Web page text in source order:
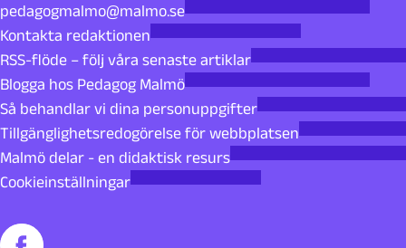
pedagogmalmo@malmo.se
Kontakta redaktionen
RSS-flöde – följ våra senaste artiklar
Blogga hos Pedagog Malmö
Så behandlar vi dina personuppgifter
Tillgänglighetsredogörelse för webbplatsen
Malmö delar - en didaktisk resurs
Cookieinställningar